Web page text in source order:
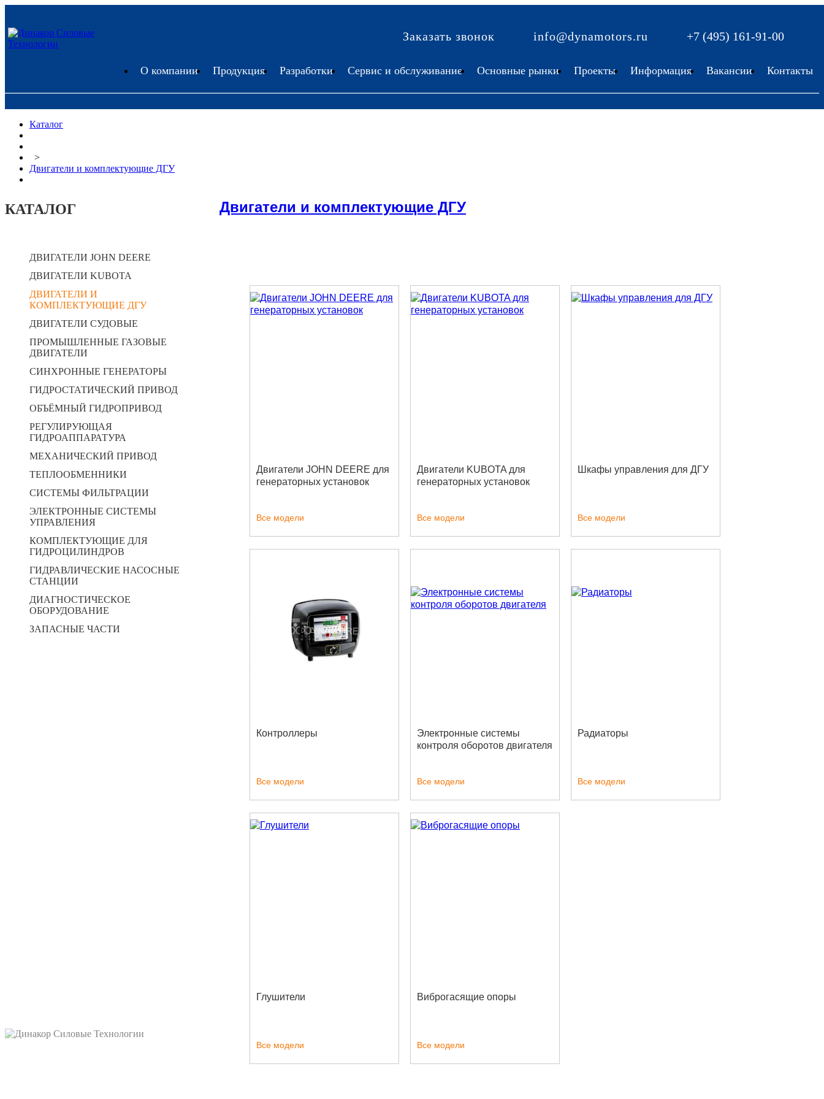
+7 (495) 161-91-00
info@dynamotors.ru
Заказать звонок
О компании Продукция Разработки Сервис и обслуживание Основные рынки Проекты Информация Вакансии Контакты
Каталог
>
Двигатели и комплектующие ДГУ
КАТАЛОГ
ДВИГАТЕЛИ JOHN DEERE
ДВИГАТЕЛИ KUBOTA
ДВИГАТЕЛИ И
КОМПЛЕКТУЮЩИЕ ДГУ
ДВИГАТЕЛИ СУДОВЫЕ
ПРОМЫШЛЕННЫЕ ГАЗОВЫЕ
ДВИГАТЕЛИ
СИНХРОННЫЕ ГЕНЕРАТОРЫ
ГИДРОСТАТИЧЕСКИЙ ПРИВОД
ОБЪЁМНЫЙ ГИДРОПРИВОД
РЕГУЛИРУЮЩАЯ
ГИДРОАППАРАТУРА
МЕХАНИЧЕСКИЙ ПРИВОД
ТЕПЛООБМЕННИКИ
СИСТЕМЫ ФИЛЬТРАЦИИ
ЭЛЕКТРОННЫЕ СИСТЕМЫ
УПРАВЛЕНИЯ
КОМПЛЕКТУЮЩИЕ ДЛЯ
ГИДРОЦИЛИНДРОВ
ГИДРАВЛИЧЕСКИЕ НАСОСНЫЕ
СТАНЦИИ
ДИАГНОСТИЧЕСКОЕ
ОБОРУДОВАНИЕ
ЗАПАСНЫЕ ЧАСТИ
Двигатели и комплектующие ДГУ
Двигатели JOHN DEERE для
генераторных установок
Все модели
Двигатели KUBOTA для
генераторных установок
Все модели
Шкафы управления для ДГУ
Все модели
Контроллеры
Все модели
Электронные системы
контроля оборотов двигателя
Все модели
Радиаторы
Все модели
Глушители
Все модели
Виброгасящие опоры
Все модели